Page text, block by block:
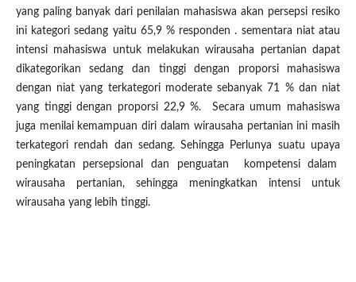
yang paling banyak dari penilaian mahasiswa akan persepsi resiko
ini kategori sedang yaitu 65,9 % responden . sementara niat atau
intensi mahasiswa untuk melakukan wirausaha pertanian dapat
dikategorikan sedang dan tinggi dengan proporsi mahasiswa
dengan niat yang terkategori moderate sebanyak 71 % dan niat
yang tinggi dengan proporsi 22,9 %. Secara umum mahasiswa
juga menilai kemampuan diri dalam wirausaha pertanian ini masih
terkategori rendah dan sedang. Sehingga Perlunya suatu upaya
peningkatan persepsional dan penguatan kompetensi dalam
wirausaha pertanian, sehingga meningkatkan intensi untuk
wirausaha yang lebih tinggi.